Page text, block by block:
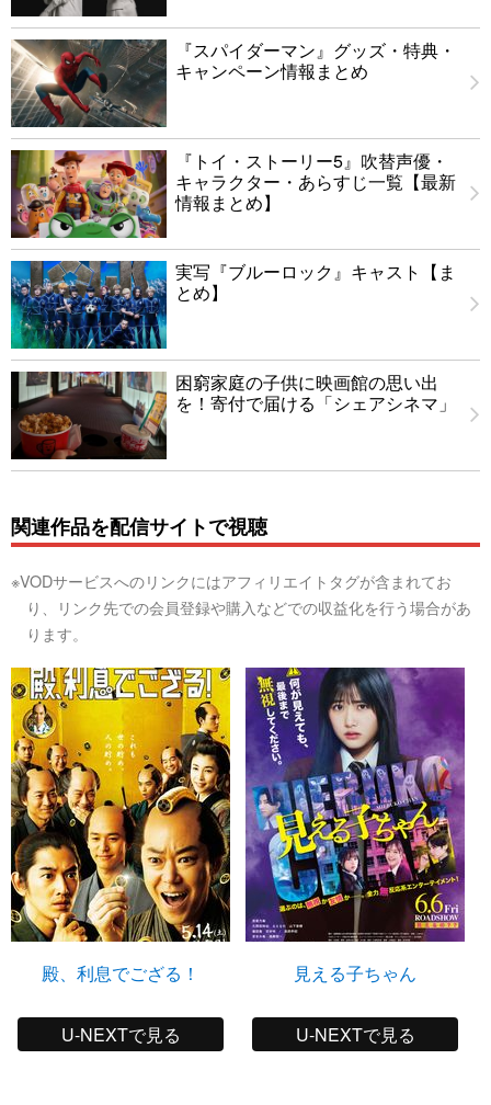
『スパイダーマン』グッズ・特典・
キャンペーン情報まとめ
『トイ・ストーリー5』吹替声優・
キャラクター・あらすじ一覧【最新
情報まとめ】
実写『ブルーロック』キャスト【ま
とめ】
困窮家庭の子供に映画館の思い出
を！寄付で届ける「シェアシネマ」
関連作品を配信サイトで視聴
※VODサービスへのリンクにはアフィリエイトタグが含まれてお
り、リンク先での会員登録や購入などでの収益化を行う場合があ
ります。
殿、利息でござる！
U-NEXTで見る
見える子ちゃん
U-NEXTで見る